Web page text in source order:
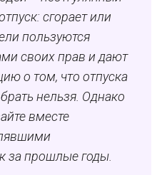
сгорает или
пользуются
своих прав и дают
о том, что отпуска
нельзя. Однако
вместе
за прошлые годы.